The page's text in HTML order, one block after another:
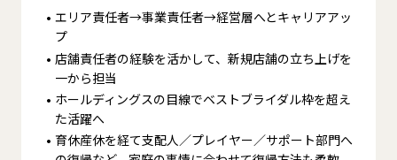
エリア責任者→事業責任者→経営層へとキャリアアッ
プ
店舗責任者の経験を活かして、新規店舗の立ち上げを
一から担当
ホールディングスの目線でベストブライダル枠を超え
た活躍へ
育休産休を経て支配人／プレイヤー／サポート部門へ